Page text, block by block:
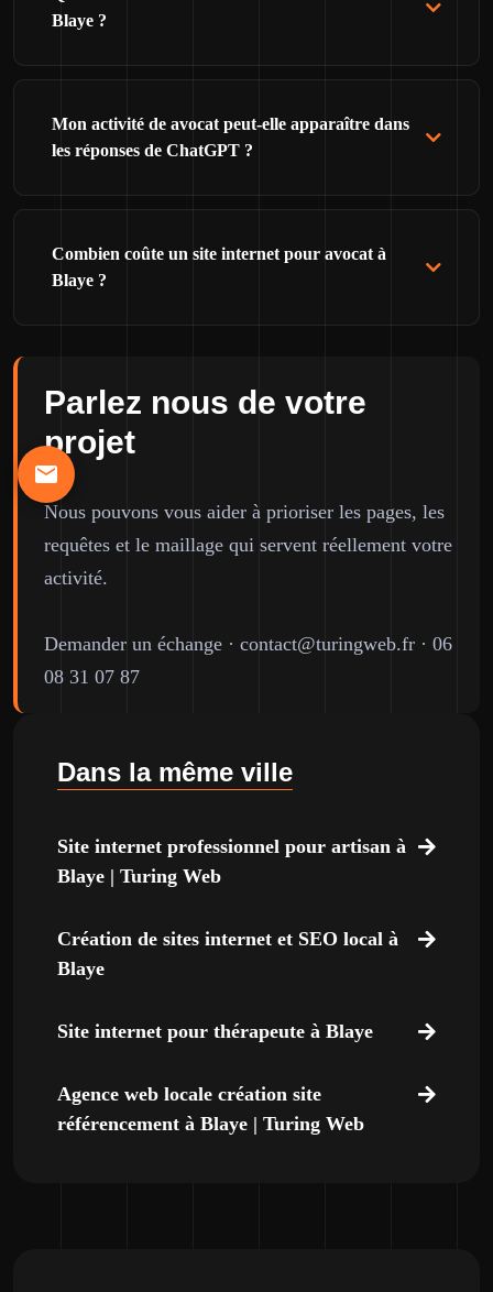
Blaye ?
Mon activité de avocat peut-elle apparaître dans
les réponses de ChatGPT ?
Combien coûte un site internet pour avocat à
Blaye ?
Parlez nous de votre
projet
Nous pouvons vous aider à prioriser les pages, les
requêtes et le maillage qui servent réellement votre
activité.
Demander un échange · contact@turingweb.fr · 06
08 31 07 87
Dans la même ville
Site internet professionnel pour artisan à
Blaye | Turing Web
Création de sites internet et SEO local à
Blaye
Site internet pour thérapeute à Blaye
Agence web locale création site
référencement à Blaye | Turing Web